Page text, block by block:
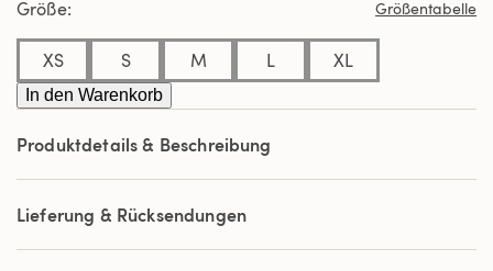
Durchschnittswert
Bewertung.
Read
3
Reviews.
Link
derselben
Größe Größentabelle
XS S M L XL
In den Warenkorb
Produktdetails & Beschreibung
Lieferung & Rücksendungen